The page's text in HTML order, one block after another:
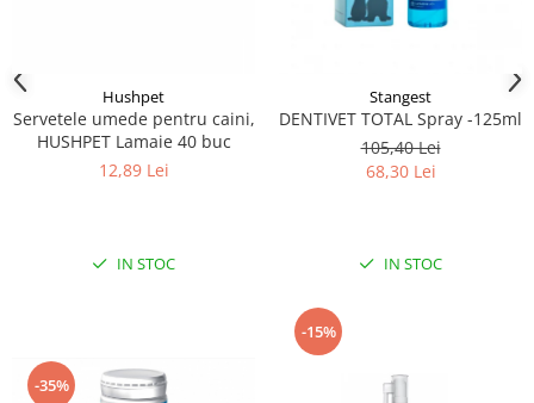
Hushpet
Servetele umede pentru caini,
HUSHPET Lamaie 40 buc
12,89 Lei
IN STOC
Stangest
DENTIVET TOTAL Spray -125ml
105,40 Lei
68,30 Lei
IN STOC
-35%
-15%